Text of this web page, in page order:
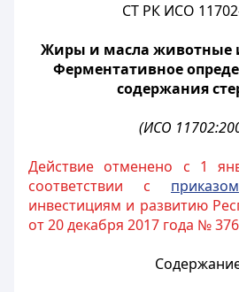
СТ РК ИСО
Жиры и масла животные
Ферментативное
содержания
(ИСО
Действие отменено с 1
соответствии с приказом
инвестициям и развитию
от 20 декабря 2017 года №